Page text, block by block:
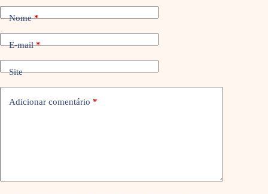
Nome*
E-mail*
Site
Adicionar comentário *